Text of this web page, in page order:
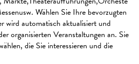
Wählen Sie Ihre bevorzugten
wird automatisch aktualisiert und
organisierten Veranstaltungen an. Sie
die Sie interessieren und die